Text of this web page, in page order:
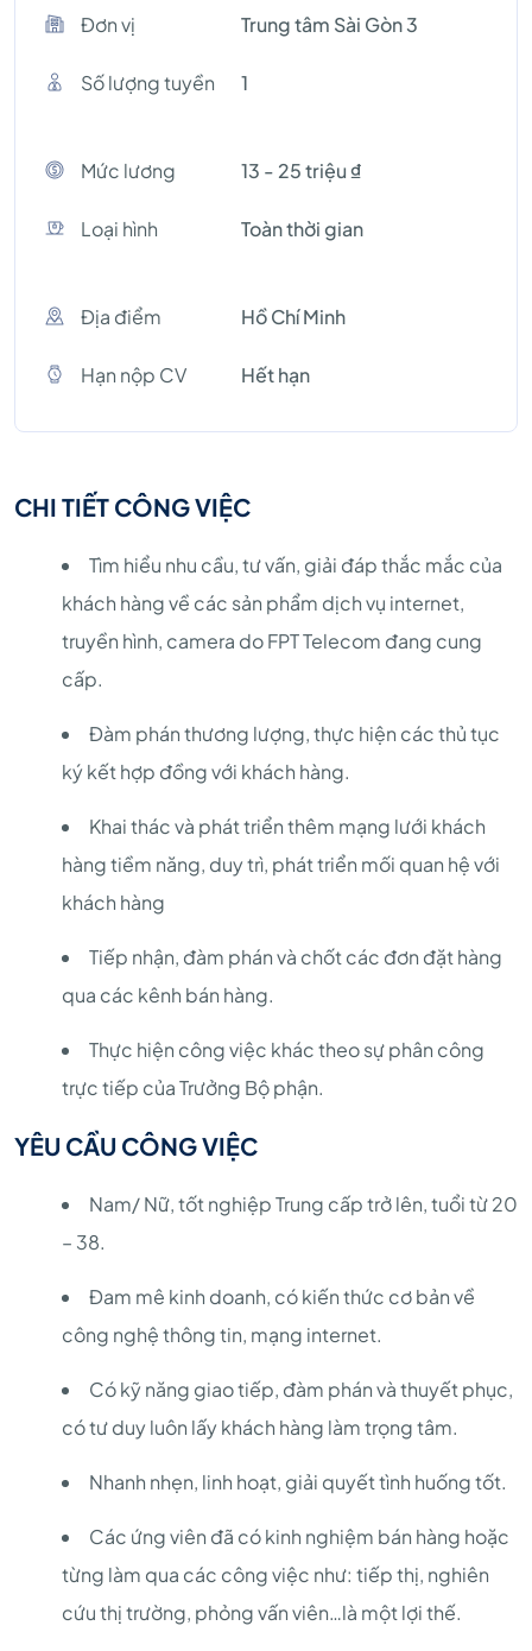
Đơn vị Trung tâm Sài Gòn 3
Số lượng tuyền 1
Mức lương 13 - 25 triệu ₫
Loại hình Toàn thời gian
Địa điểm Hồ Chí Minh
Hạn nộp CV Hết hạn
CHI TIẾT CÔNG VIỆC
Tìm hiểu nhu cầu, tư vấn, giải đáp thắc mắc của
khách hàng về các sản phẩm dịch vụ internet,
truyền hình, camera do FPT Telecom đang cung
cấp.
Đàm phán thương lượng, thực hiện các thủ tục
ký kết hợp đồng với khách hàng.
Khai thác và phát triển thêm mạng lưới khách
hàng tiềm năng, duy trì, phát triển mối quan hệ với
khách hàng
Tiếp nhận, đàm phán và chốt các đơn đặt hàng
qua các kênh bán hàng.
Thực hiện công việc khác theo sự phân công
trực tiếp của Trưởng Bộ phận.
YÊU CẦU CÔNG VIỆC
Nam/ Nữ, tốt nghiệp Trung cấp trở lên, tuổi từ 20
– 38.
Đam mê kinh doanh, có kiến thức cơ bản về
công nghệ thông tin, mạng internet.
Có kỹ năng giao tiếp, đàm phán và thuyết phục,
có tư duy luôn lấy khách hàng làm trọng tâm.
Nhanh nhẹn, linh hoạt, giải quyết tình huống tốt.
Các ứng viên đã có kinh nghiệm bán hàng hoặc
từng làm qua các công việc như: tiếp thị, nghiên
cứu thị trường, phỏng vấn viên…là một lợi thế.